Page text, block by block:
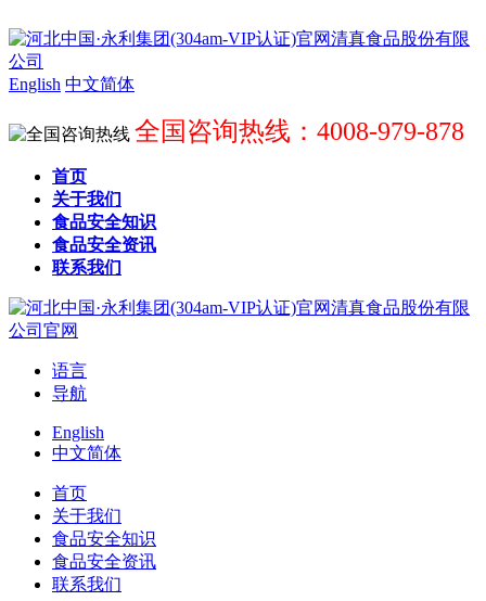
English 中文简体
全国咨询热线：4008-979-878
首页
关于我们
食品安全知识
食品安全资讯
联系我们
语言
导航
English
中文简体
首页
关于我们
食品安全知识
食品安全资讯
联系我们